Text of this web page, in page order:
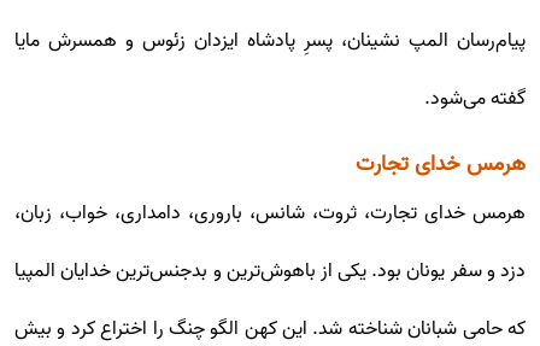
پیام‌رسان المپ نشینان، پسرِ پادشاه ایزدان زئوس و همسرش مایا
گفته می‌شود.
هرمس خدای تجارت
هرمس خدای تجارت، ثروت، شانس، باروری، دامداری، خواب، زبان،
دزد و سفر یونان بود. یکی از باهوش‌ترین و بدجنس‌ترین خدایان المپیا
که حامی شبانان شناخته شد. این کهن الگو چنگ را اختراع کرد و بیش